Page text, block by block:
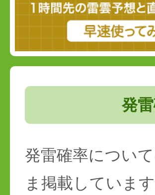
発
発雷確率につい
ま掲載しています